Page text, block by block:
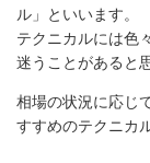
ル」といいます。
テクニカルには色
迷うことがあると
相場の状況に応じ
すすめのテクニカ